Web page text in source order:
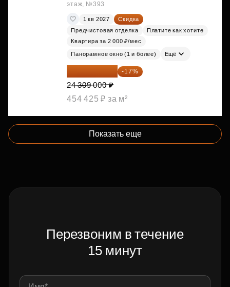
этаж, №393
1 кв 2027
Скидка
Предчистовая отделка
Платите как хотите
Квартира за 2 000 ₽/мес
Панорамное окно (1 и более) Ещё
20 176 470 ₽ -17%
24 309 000 ₽
454 425 ₽ за м²
Показать еще
Перезвоним в течение
15 минут